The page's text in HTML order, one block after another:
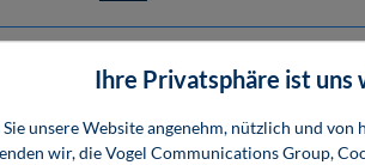
Ansprechpartner
Ihre Privatsphäre ist uns
unsere Website angenehm, nützlich und
wir, die Vogel Communications Group,